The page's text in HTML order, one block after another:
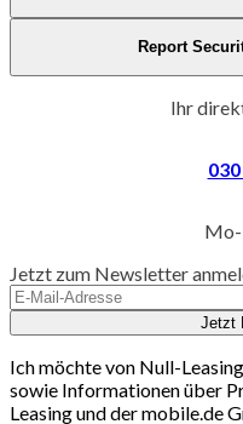
Report
Ihr
Jetzt zum Newsletter
Jetzt
Ich möchte von Null-
sowie Informationen über
Leasing und der mobile.de